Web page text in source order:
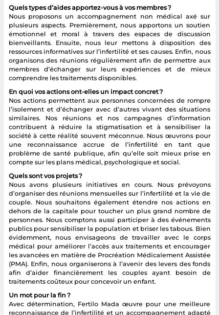
Quels types d’aides apportez-vous à vos membres ?
Nous proposons un accompagnement non médical axé sur
plusieurs aspects. Premièrement, nous apportons un soutien
émotionnel et moral à travers des espaces de discussion
bienveillants. Ensuite, nous leur mettons à disposition des
ressources informatives sur l’infertilité et ses causes. Enfin, nous
organisons des réunions régulièrement afin de permettre aux
membres d’échanger sur leurs expériences et de mieux
comprendre les traitements disponibles.
En quoi vos actions ont-elles un impact concret ?
Nos actions permettent aux personnes concernées de rompre
l’isolement et d’échanger avec d’autres vivant des situations
similaires. Nos réunions et nos campagnes d’information
contribuent à réduire la stigmatisation et à sensibiliser la
société à cette réalité souvent méconnue. Nous œuvrons pour
une reconnaissance accrue de l’infertilité en tant que
problème de santé publique, afin qu’elle soit mieux prise en
compte sur les plans médical, psychologique et social.
Quels sont vos projets ?
Nous avons plusieurs initiatives en cours. Nous prévoyons
d’organiser des réunions mensuelles sur l’infertilité et la vie de
couple. Nous souhaitons également étendre nos actions en
dehors de la capitale pour toucher un plus grand nombre de
personnes. Nous comptons aussi participer à des événements
publics pour sensibiliser la population et briser les tabous. Bien
évidemment, nous envisageons de travailler avec le corps
médical pour améliorer l’accès aux traitements et encourager
les avancées en matière de Procréation Médicalement Assistée
(PMA). Enfin, nous organiserons à l’avenir des levers des fonds
afin d’aider financièrement les couples ayant besoin de
traitements coûteux pour concevoir un enfant.
Un mot pour la fin ?
Avec détermination, Fertilo Mada œuvre pour une meilleure
reconnaissance de l’infertilité et un accompagnement adapté